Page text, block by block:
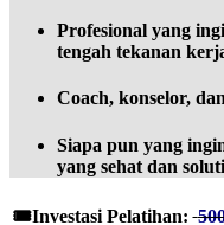
Profesional yang
tengah tekanan
Coach, konselor,
Siapa pun yang
yang sehat dan
🎟️Investasi Pelatihan: